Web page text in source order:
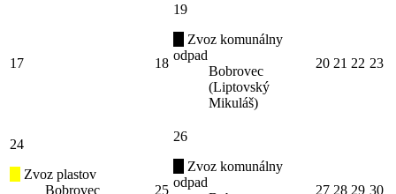
17 18
19
Zvoz komunálny
odpad
Bobrovec
(Liptovský
Mikuláš)
20 21 22 23
24
Zvoz plastov
Bobrovec
25
26
Zvoz komunálny
odpad
27 28 29 30